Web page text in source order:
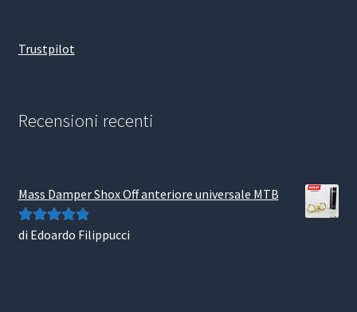
Trustpilot
Recensioni recenti
Mass Damper Shox Off anteriore universale MTB
Valutato5su
di Edoardo Filippucci